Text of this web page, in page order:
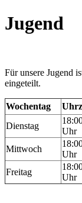
Jugend
Für unsere Jugend
eingeteilt.
Wochentag
Dienstag
Uhr
Mittwoch
Uhr
Freitag
Uhr